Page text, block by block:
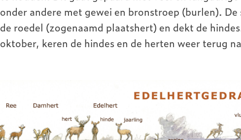
onder andere met gewei en bronstroep (burlen).
de roedel (zogenaamd plaatshert) en dekt de
oktober, keren de hindes en de herten weer terug